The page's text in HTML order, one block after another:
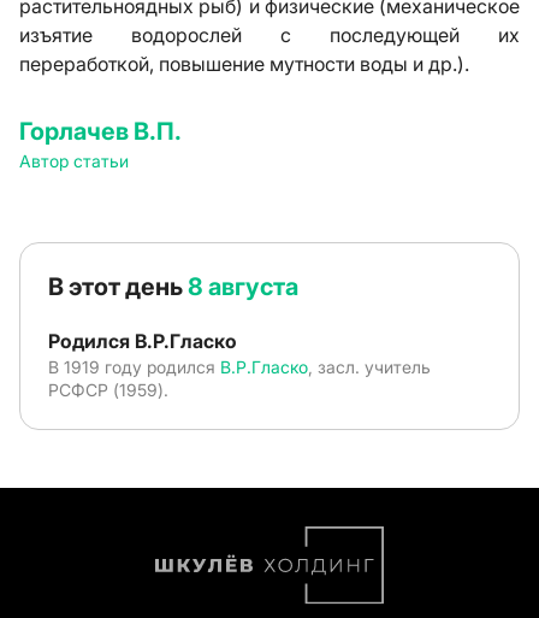
растительноядных рыб) и физические (механическое
изъятие водорослей с последующей их
переработкой, повышение мутности воды и др.).
Горлачев В.П.
Автор статьи
В этот день8 августа
Родился В.Р.Гласко
В 1919 году родился В.Р.Гласко , засл. учитель
РСФСР (1959).